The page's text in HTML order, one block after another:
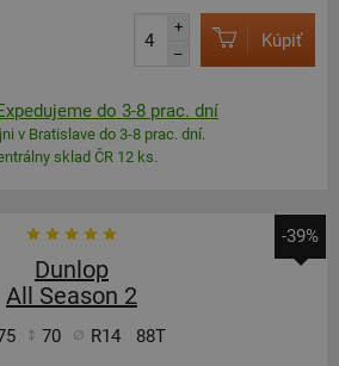
+
–
Kúpiť
do 3-8 prac. dní
v Bratislave do 3-8 prac. dní.
sklad ČR 12 ks.
-39%
Dunlop
All Season 2
70 R14 88T